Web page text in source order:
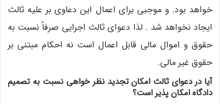
خواهد بود. و موجبی برای اعمال این دعاوی بر علیه ثالث
ایجاد نخواهد شد . لذا دعوای ثالث اجرایی صرفاً نسبت به
حقوق و اموال مالی قابل اعمال است نه احکام مبتنی بر
حقوق غیر مالی.
آیا در دعوای ثالث امکان تجدید نظر خواهی نسبت به تصمیم
دادگاه امکان پذیر است؟